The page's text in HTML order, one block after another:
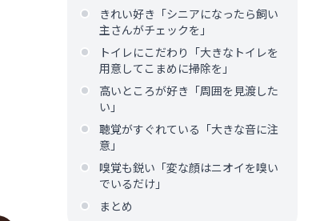
きれい好き「シニアになったら飼い
主さんがチェックを」
トイレにこだわり「大きなトイレを
用意してこまめに掃除を」
高いところが好き「周囲を見渡した
い」
聴覚がすぐれている「大きな音に注
意」
嗅覚も鋭い「変な顔はニオイを嗅い
でいるだけ」
まとめ